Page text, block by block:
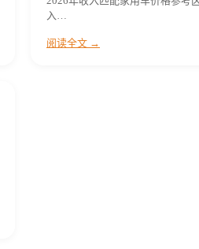
入…
阅读全文 →